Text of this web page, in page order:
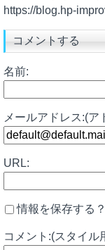
https://blog.hp-
コメントする
名前:
メールアドレス:(
URL:
情報を保存する？
コメント:(スタイル